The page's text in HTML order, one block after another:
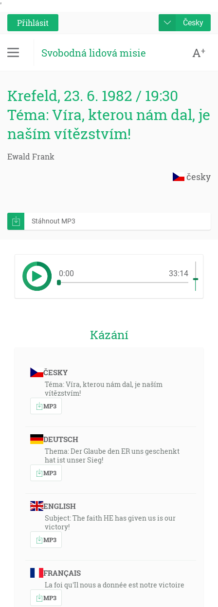
'
Přihlásit
Česky
Svobodná lidová misie A+
Krefeld, 23. 6. 1982 / 19:30
Téma: Víra, kterou nám dal, je
naším vítězstvím!
Ewald Frank
česky
Stáhnout MP3
0:00 33:14
Kázání
ČESKY
Téma: Víra, kterou nám dal, je naším
vítězstvím!
MP3
DEUTSCH
Thema: Der Glaube den ER uns geschenkt
hat ist unser Sieg!
MP3
ENGLISH
Subject: The faith HE has given us is our
victory!
MP3
FRANÇAIS
La foi qu'Il nous a donnée est notre victoire
MP3